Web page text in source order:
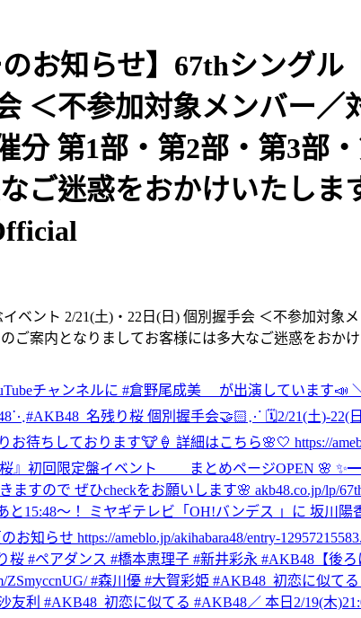
お知らせ】67thシングル
＜不参加対象メンバー／
分 第1部・第2部・第3部
ご迷惑をおかけいたし
ベント 2/21(土)・22日(日) 個別握手会 ＜不参加対象
ご案内となりましてお客様には多大なご迷惑をおか
チャンネルに #倉野尾成美 が出演しています
⋱#AKB48_名残り桜 個別握手会🤝🏻⋰ 🗓️2/21(土)-22(日
ちしております🐮🍦 詳細はこちら🌸🤍 https://
限定盤イベント まとめページOPEN 🌸
すので ぜひcheckをお願いします🌸 akb48.co.jp/lp/
と15:48〜！ ミヤギテレビ「OH!バンデス 」に 坂川
知らせ https://ameblo.jp/akihabara48/entry-
桜 #ペアダンス #橋本恵理子 #新井彩永 #AKB48 【後
#森川優 #大賀彩姫 #AKB48_初恋に似てる
友利 #AKB48_初恋に似てる #AKB48／ 本日2/19(木